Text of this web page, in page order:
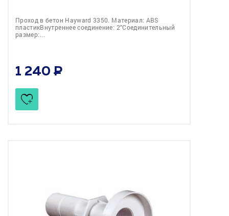
Проход в бетон Hayward 3350. Материал: ABS
пластикВнутреннее соединение: 2"Соединительный
размер:…
1 240